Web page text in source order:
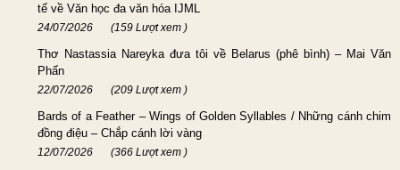
tế về Văn học đa văn hóa IJML
24/07/2026 (159 Lượt xem )
Thơ Nastassia Nareyka đưa tôi về Belarus (phê bình) – Mai Văn
Phấn
22/07/2026 (209 Lượt xem )
Bards of a Feather – Wings of Golden Syllables / Những cánh chim
đồng điệu – Chắp cánh lời vàng
12/07/2026 (366 Lượt xem )